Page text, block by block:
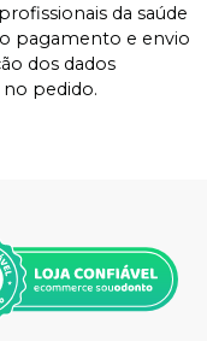
da saúde
pagamento e envio
dos dados
no pedido.